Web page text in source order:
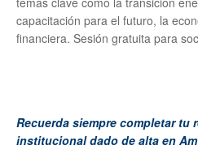
capacitación para el futuro, la
financiera. Sesión gratuita para
Recuerda siempre completar tu
institucional dado de alta en